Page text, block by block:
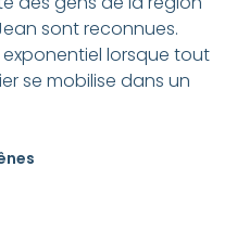
sont reconnues.
exponentiel lorsque tout
se mobilise dans un